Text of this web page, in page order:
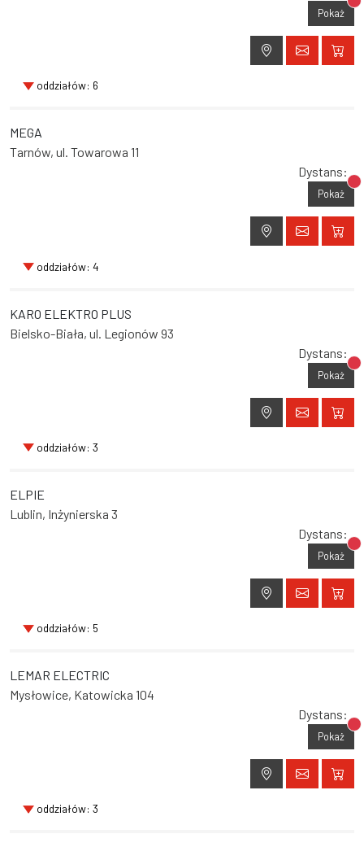
Pokaż
oddziałów: 6
MEGA
Tarnów, ul. Towarowa 11
Dystans:
Pokaż
oddziałów: 4
KARO ELEKTRO PLUS
Bielsko-Biała, ul. Legionów 93
Dystans:
Pokaż
oddziałów: 3
ELPIE
Lublin, Inżynierska 3
Dystans:
Pokaż
oddziałów: 5
LEMAR ELECTRIC
Mysłowice, Katowicka 104
Dystans:
Pokaż
oddziałów: 3